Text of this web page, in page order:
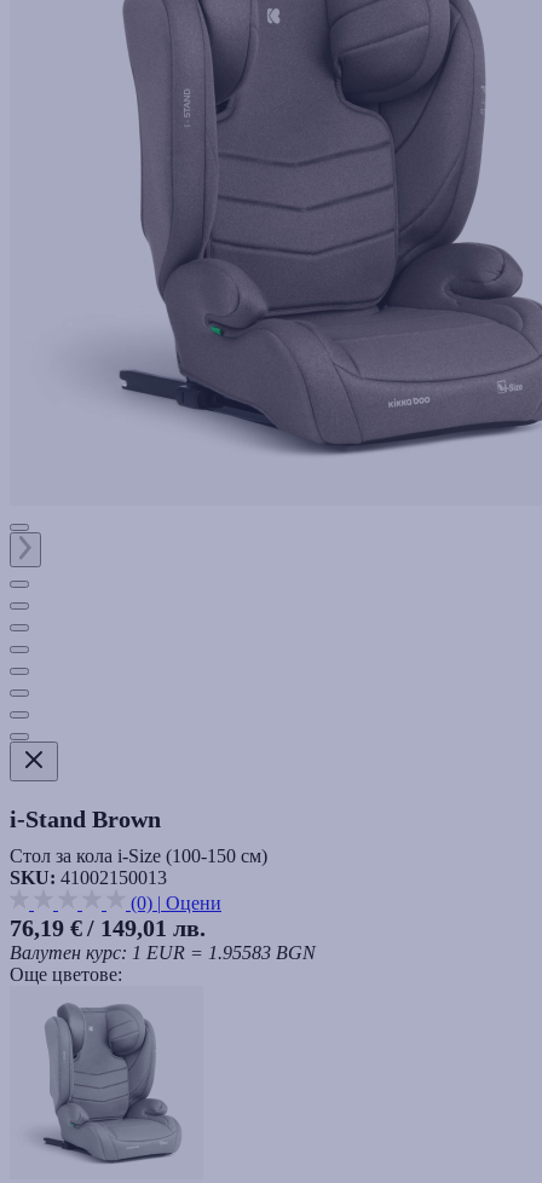
i-Stand Brown
Стол за кола i-Size (100-150 cм)
SKU: 41002150013
(0) | Оцени
76,19 €/ 149,01 лв.
Валутен курс: 1 EUR = 1.95583 BGN
Още цветове: